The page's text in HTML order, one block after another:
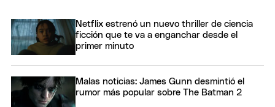
Netflix estrenó un nuevo thriller de ciencia
ficción que te va a enganchar desde el
primer minuto
Malas noticias: James Gunn desmintió el
rumor más popular sobre The Batman 2